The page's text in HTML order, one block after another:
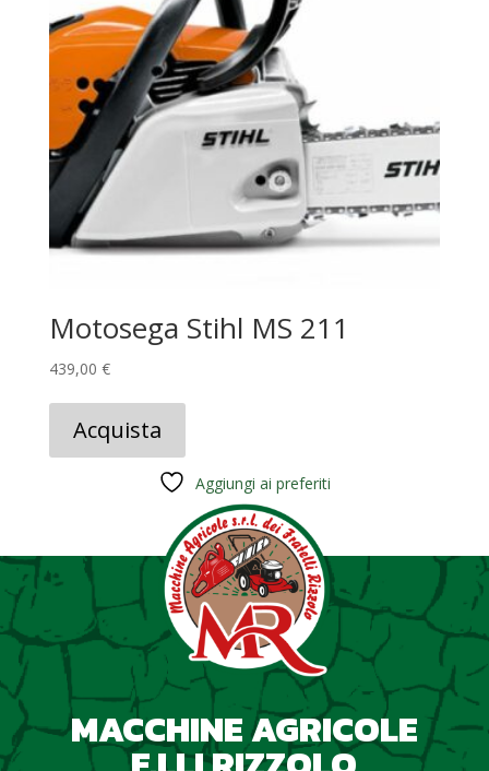
Motosega Stihl MS 211
439,00 €
Acquista
Aggiungi ai preferiti
MACCHINE AGRICOLE